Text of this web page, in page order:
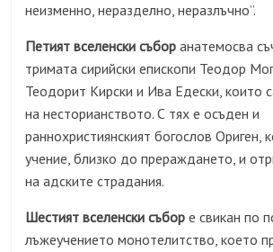
неизменно, неразделно, неразлъчно”.
Петият вселенски събор анатемосва
тримата сирийски епископи Теодор
Теодорит Кирски и Ива Едески, които
на несторианството. С тях е осъден и
раннохристиянският богослов Ориген,
учение, близко до прераждането, и
на адските страдания.
Шестият вселенски събор е свикан по
лъжеучението монотелитство, което